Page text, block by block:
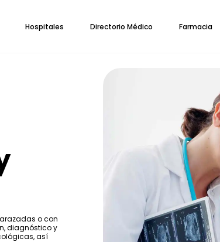
Hospitales Directorio Médico Farmacia
o con
diagnóstico y
así